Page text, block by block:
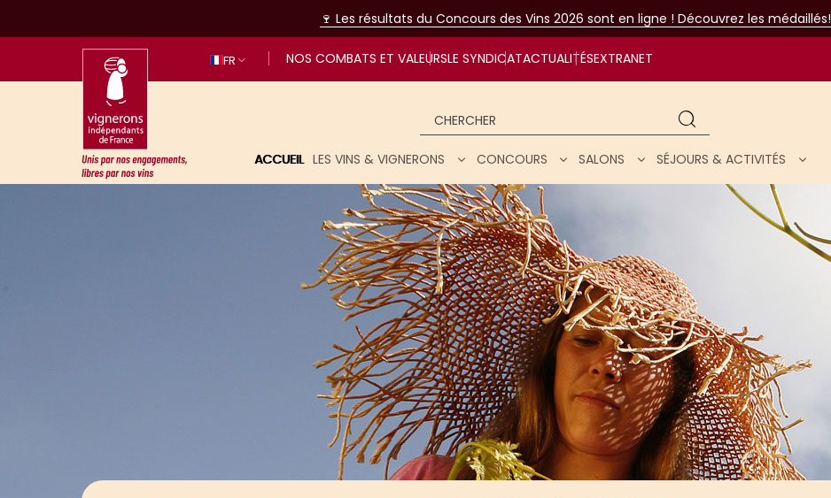
🍷 Les résultats du Concours des Vins 2026 sont en ligne ! Découvrez les médaillés!
FR NOS COMBATS ET VALEURSLE SYNDICATACTUALITÉSEXTRANET
Unis par nos engagements, libres par nos vins
Chercher
ACCUEIL LES VINS & VIGNERONS CONCOURS SALONS SÉJOURS & ACTIVITÉS